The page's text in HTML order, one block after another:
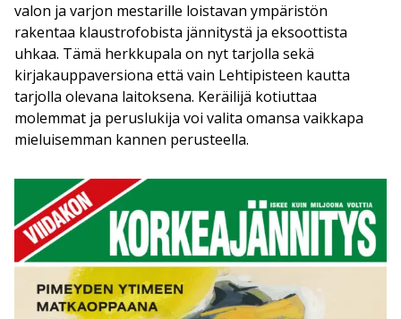
valon ja varjon mestarille loistavan ympäristön
rakentaa klaustrofobista jännitystä ja eksoottista
uhkaa. Tämä herkkupala on nyt tarjolla sekä
kirjakauppaversiona että vain Lehtipisteen kautta
tarjolla olevana laitoksena. Keräilijä kotiuttaa
molemmat ja peruslukija voi valita omansa vaikkapa
mieluisemman kannen perusteella.